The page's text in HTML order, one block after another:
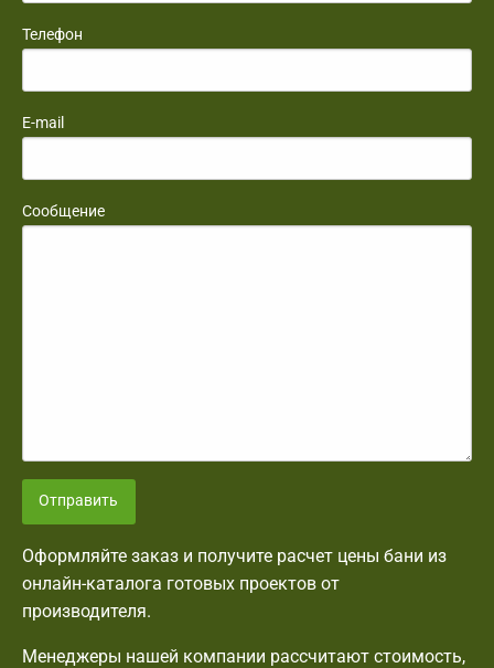
Телефон
E-mail
Сообщение
Отправить
Оформляйте заказ и получите расчет цены бани из
онлайн-каталога готовых проектов от
производителя.
Менеджеры нашей компании рассчитают стоимость,